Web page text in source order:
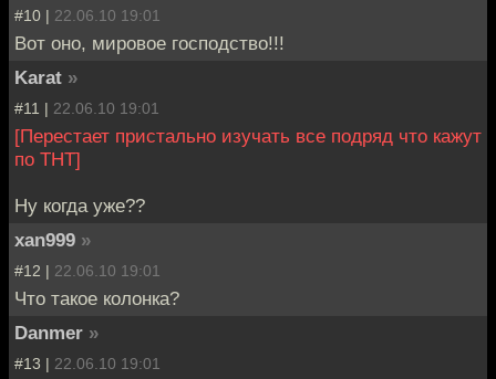
#10 | 22.06.10 19:01
Вот оно, мировое господство!!!
Karat »
#11 | 22.06.10 19:01
[Перестает пристально изучать все подряд что кажут
по ТНТ]
Ну когда уже??
xan999 »
#12 | 22.06.10 19:01
Что такое колонка?
Danmer »
#13 | 22.06.10 19:01